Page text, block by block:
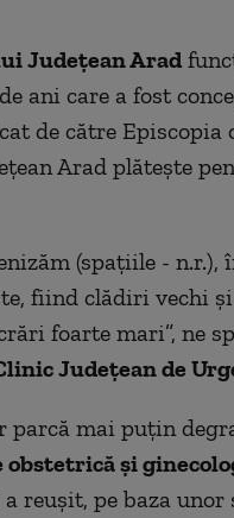
Judeţean Arad
ani care a fost
de către
Arad plăteşte
(spațiile - n.r.),
fiind clădiri vechi
foarte mari”, ne
Judeţean de
parcă mai puţin
obstetrică şi
reuşit, pe baza unor